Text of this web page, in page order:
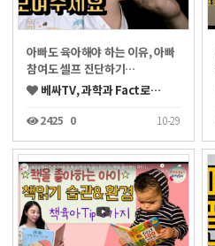
아빠도 육아해야 하는 이유, 아빠
참여도 셀프 진단하기…
베싸TV, 과학과 Fact로…
2425 0 10-29